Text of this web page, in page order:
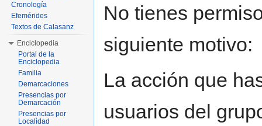
No tienes
siguiente motivo:
La acción que
usuarios del
Cronología
Efemérides
Textos de Calasanz
Enciclopedia
Portal de la
Enciclopedia
Familia
Demarcaciones
Presencias por
Demarcación
Presencias por
Localidad